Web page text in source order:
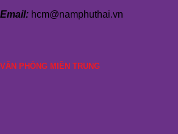
Email: hcm@namphuthai.vn
VĂN PHÒNG MIỀN TRUNG